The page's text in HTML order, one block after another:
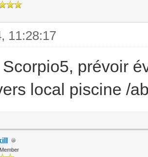
11:28:17
prévoir
local piscine /